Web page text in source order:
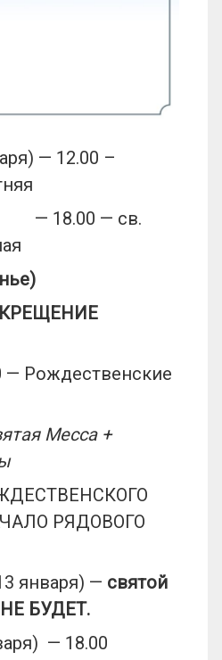
— 12.00 –
— св.
Месса +
РЯДОВОГО
января) — святой
БУДЕТ.
— 18.00